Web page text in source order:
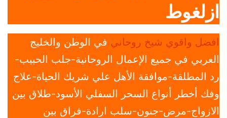
ازلغوط
افضل واقوي شيخ روحاني في الوطن والخليج
العربي في جميع الإعمال الروحانية-جلب الحبيب-
رد المطلقة-موافقة الأهل علي شريك الحياة-علاج
وفك أخطر أنواع السحر السفلي الأسود-طلاق بين
الازواج-مرض-جنون-سلب ارادة-فراق بين